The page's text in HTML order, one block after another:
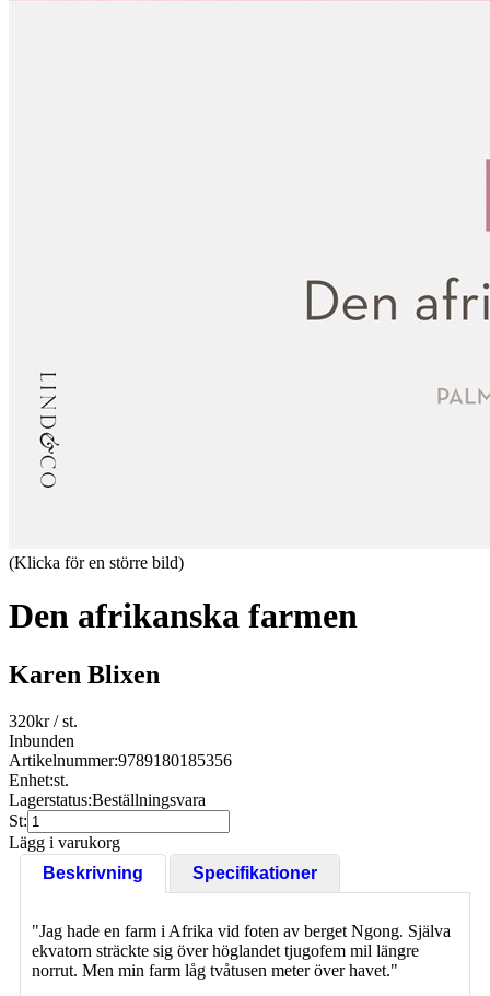
(Klicka för en större bild)
Den afrikanska farmen
Karen Blixen
320kr/ st.
Inbunden
Artikelnummer:9789180185356
Enhet:st.
Lagerstatus:Beställningsvara
St:
Lägg i varukorg
Beskrivning
Specifikationer
"Jag hade en farm i Afrika vid foten av berget Ngong. Själva
ekvatorn sträckte sig över höglandet tjugofem mil längre
norrut. Men min farm låg tvåtusen meter över havet."